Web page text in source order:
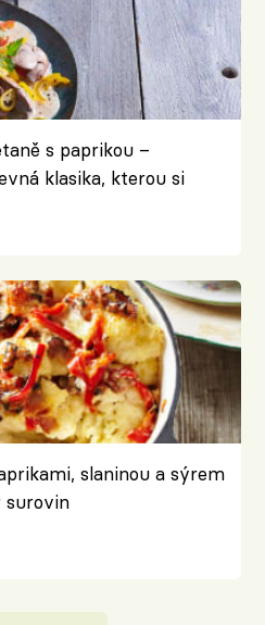
s paprikou –
klasika, kterou si
slaninou a sýrem
surovin